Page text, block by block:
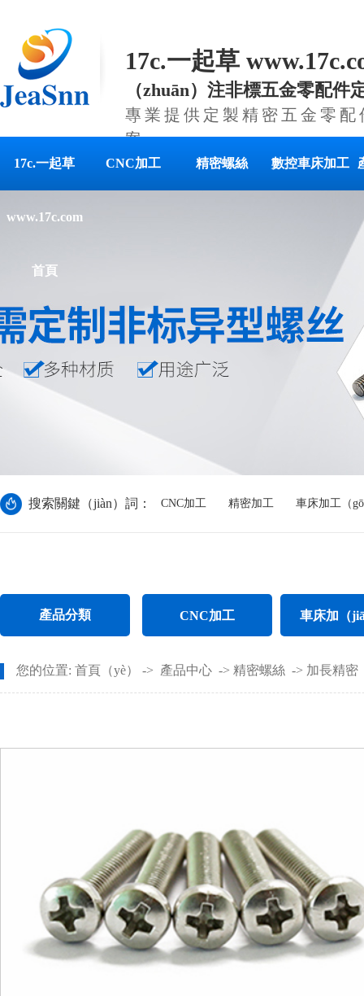
17c.一起草
（zhuān）注非標五金零配件
專業提供定製精密五金零
案
17c.一起草
www.17c.com
首頁
CNC加工 精密螺絲 數控車床加工
搜索關鍵（jiàn）詞： CNC加工 精密加工 車床加工（
產品分類 CNC加工
CNC長（zhǎng）軸加工
銅件CNC加（jiā）工
車床加（
螺母車床
銷軸（zhóu）
您的位置: 首頁（yè） -> 產品中心 -> 精密螺絲 -> 加長精密